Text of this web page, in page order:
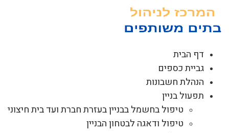
דף הבית
גביית כספים
הנהלת חשבונות
תפעול בניין
טיפול בחשמל בבניין בעזרת חברת ועד בית חיצוני
טיפול ודאגה לבטחון הבניין